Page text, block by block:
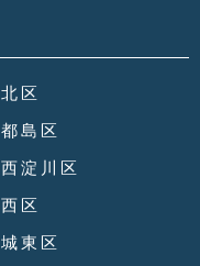
北区
都島区
西淀川区
西区
城東区